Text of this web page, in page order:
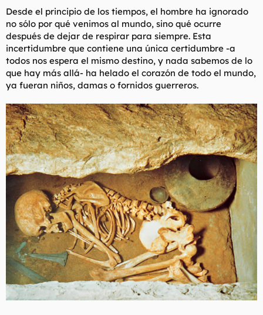
Desde el principio de los tiempos, el hombre ha ignorado
no sólo por qué venimos al mundo, sino qué ocurre
después de dejar de respirar para siempre. Esta
incertidumbre que contiene una única certidumbre -a
todos nos espera el mismo destino, y nada sabemos de lo
que hay más allá- ha helado el corazón de todo el mundo,
ya fueran niños, damas o fornidos guerreros.